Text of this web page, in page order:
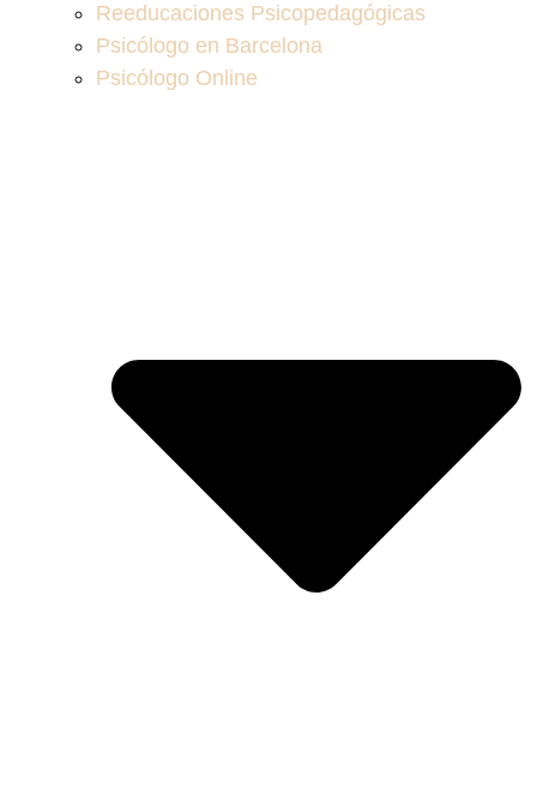
Reeducaciones Psicopedagógicas
Psicólogo en Barcelona
Psicólogo Online